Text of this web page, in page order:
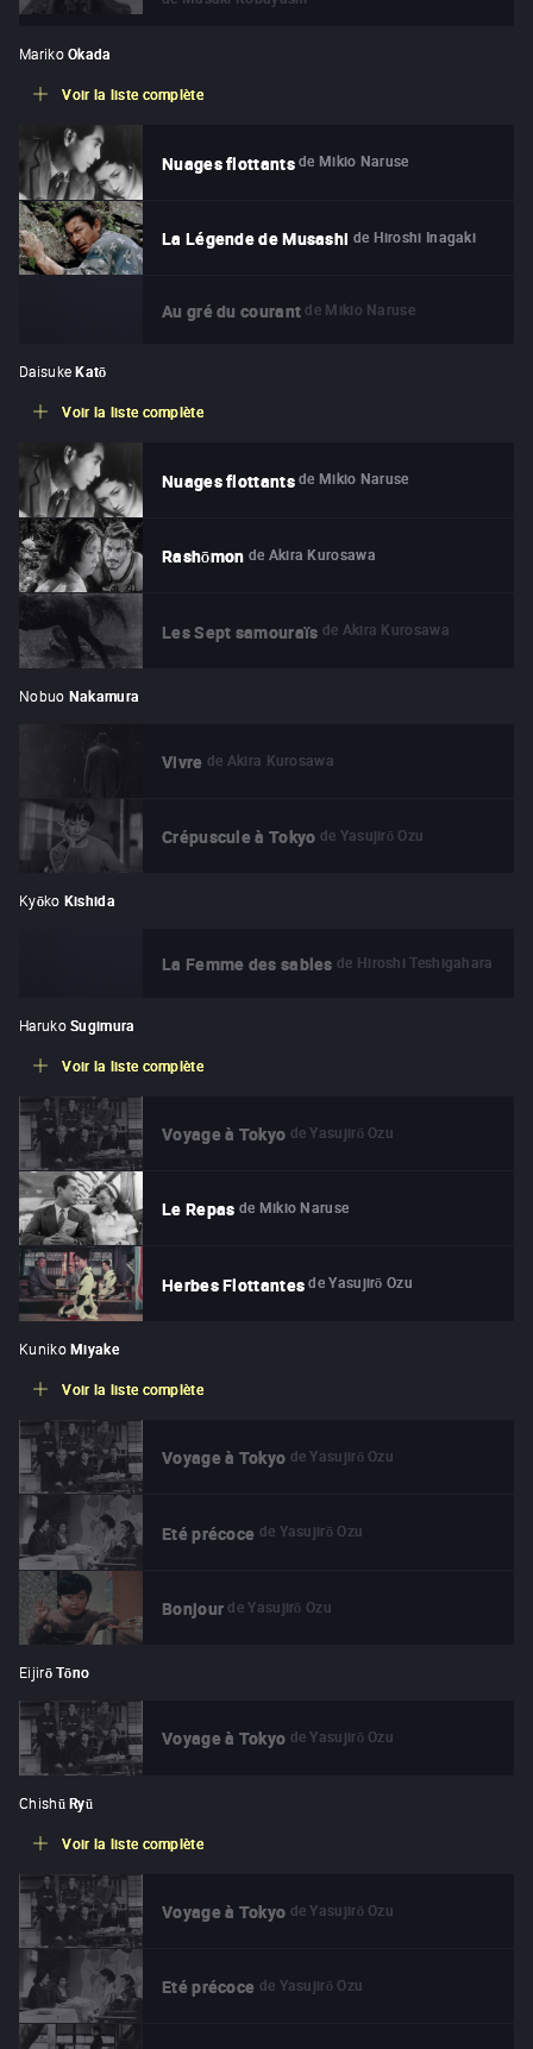
Mariko Okada
Voir la liste complète
Nuages flottants de Mikio Naruse
La Légende de Musashi de Hiroshi Inagaki
Au gré du courant de Mikio Naruse
Daisuke Katō
Voir la liste complète
Nuages flottants de Mikio Naruse
Rashōmon de Akira Kurosawa
Les Sept samouraïs de Akira Kurosawa
Nobuo Nakamura
Vivre de Akira Kurosawa
Crépuscule à Tokyo de Yasujirō Ozu
Kyōko Kishida
La Femme des sables de Hiroshi Teshigahara
Haruko Sugimura
Voir la liste complète
Voyage à Tokyo de Yasujirō Ozu
Le Repas de Mikio Naruse
Herbes Flottantes de Yasujirō Ozu
Kuniko Miyake
Voir la liste complète
Voyage à Tokyo de Yasujirō Ozu
Eté précoce de Yasujirō Ozu
Bonjour de Yasujirō Ozu
Eijirō Tōno
Voyage à Tokyo de Yasujirō Ozu
Chishū Ryū
Voir la liste complète
Voyage à Tokyo de Yasujirō Ozu
Eté précoce de Yasujirō Ozu